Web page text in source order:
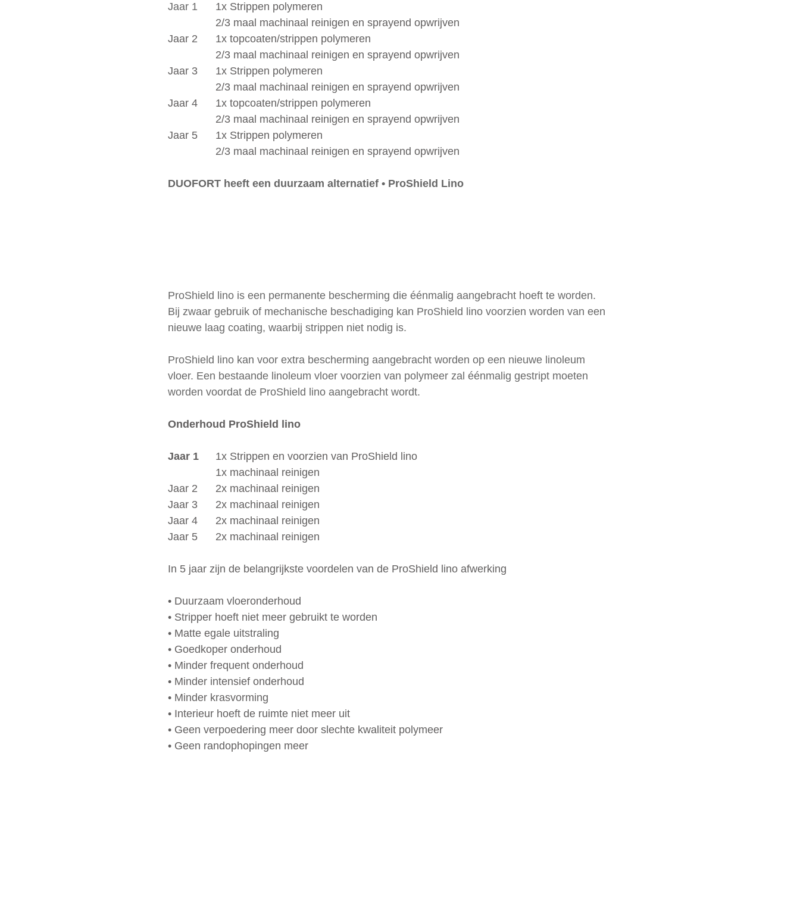
Jaar 1
	1x Strippen polymeren
		2/3 maal machinaal reinigen en sprayend opwrijven
Jaar 2 	1x topcoaten/strippen polymeren
		2/3 maal machinaal reinigen en sprayend opwrijven
Jaar 3	1x Strippen polymeren
		2/3 maal machinaal reinigen en sprayend opwrijven
Jaar 4	1x topcoaten/strippen polymeren
		2/3 maal machinaal reinigen en sprayend opwrijven
Jaar 5  	1x Strippen polymeren
		2/3 maal machinaal reinigen en sprayend opwrijven
DUOFORT heeft een duurzaam alternatief • ProShield Lino
ProShield lino is een permanente bescherming die éénmalig aangebracht hoeft te worden.
Bij zwaar gebruik of mechanische beschadiging kan ProShield lino voorzien worden van een
nieuwe laag coating, waarbij strippen niet nodig is.
ProShield lino kan voor extra bescherming aangebracht worden op een nieuwe linoleum
vloer. Een bestaande linoleum vloer voorzien van polymeer zal éénmalig gestript moeten
worden voordat de ProShield lino aangebracht wordt.
Onderhoud ProShield lino
Jaar 1
	1x Strippen en voorzien van ProShield lino
		1x machinaal reinigen
Jaar 2	2x machinaal reinigen
Jaar 3	2x machinaal reinigen
Jaar 4	2x machinaal reinigen
Jaar 5	2x machinaal reinigen
In 5 jaar zijn de belangrijkste voordelen van de ProShield lino afwerking
• Duurzaam vloeronderhoud
• Stripper hoeft niet meer gebruikt te worden
• Matte egale uitstraling
• Goedkoper onderhoud
• Minder frequent onderhoud
• Minder intensief onderhoud
• Minder krasvorming
• Interieur hoeft de ruimte niet meer uit
• Geen verpoedering meer door slechte kwaliteit polymeer
• Geen randophopingen meer